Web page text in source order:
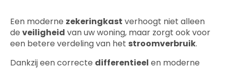
Een moderne zekeringkast verhoogt niet alleen
de veiligheid van uw woning, maar zorgt ook voor
een betere verdeling van het stroomverbruik.
Dankzij een correcte differentieel en moderne